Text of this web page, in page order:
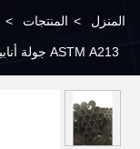
المنزل > المنتجات >